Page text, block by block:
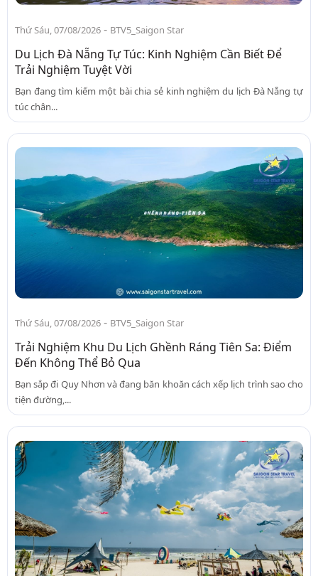
Thứ Sáu, 07/08/2026 - BTV5_Saigon Star
Du Lịch Đà Nẵng Tự Túc: Kinh Nghiệm Cần Biết Để
Trải Nghiệm Tuyệt Vời
Bạn đang tìm kiếm một bài chia sẻ kinh nghiệm du lịch Đà Nẵng tự
túc chân...
Thứ Sáu, 07/08/2026 - BTV5_Saigon Star
Trải Nghiệm Khu Du Lịch Ghềnh Ráng Tiên Sa: Điểm
Đến Không Thể Bỏ Qua
Bạn sắp đi Quy Nhơn và đang băn khoăn cách xếp lịch trình sao cho
tiện đường,...